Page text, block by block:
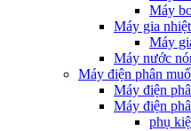
Máy
Máy gia
Máy
Máy nước
Máy điện phân
Máy điện
Máy điện
phụ